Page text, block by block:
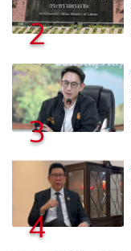
2
3
4